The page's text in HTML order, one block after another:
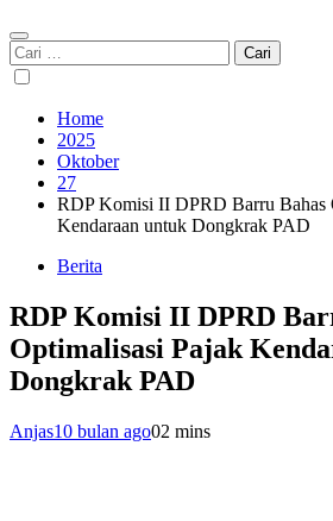
Cari
untuk:
Home
2025
Oktober
27
RDP Komisi II DPRD Barru Bahas
Kendaraan untuk Dongkrak PAD
Berita
RDP Komisi II DPRD
Optimalisasi Pajak
Dongkrak PAD
Anjas10 bulan ago02 mins